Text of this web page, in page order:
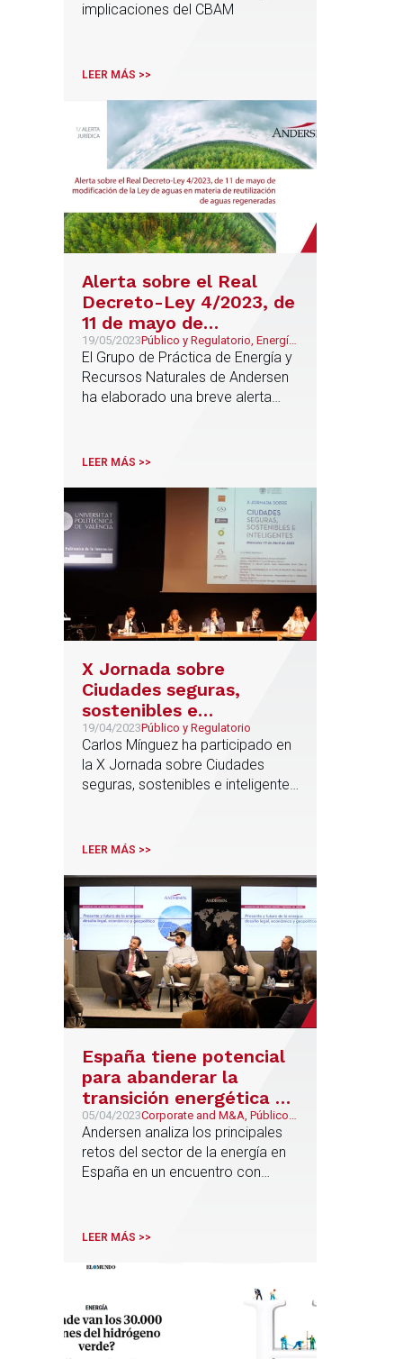
implicaciones del CBAM
LEER MÁS >>
Alerta sobre el Real
Decreto-Ley 4/2023, de
11 de mayo de
modificación de la Ley
de aguas en materia de
reutilización de aguas
regeneradas
19/05/2023Público y Regulatorio, Energía
& Recursos Naturales
El Grupo de Práctica de Energía y
Recursos Naturales de Andersen
ha elaborado una breve alerta
introducido en materia de aguas
LEER MÁS >>
X Jornada sobre
Ciudades seguras,
sostenibles e
inteligentes
19/04/2023Público y Regulatorio
Carlos Mínguez ha participado en
la X Jornada sobre Ciudades
seguras, sostenibles e inteligentes
LEER MÁS >>
España tiene potencial
para abanderar la
transición energética en
Europa a través de la
colaboración público-
privada
05/04/2023Corporate and M&A, Público y
Regulatorio, Energía &
Recursos Naturales
Andersen analiza los principales
retos del sector de la energía en
España en un encuentro con
Dirección General de Energía de la
principales empresas del sector
LEER MÁS >>